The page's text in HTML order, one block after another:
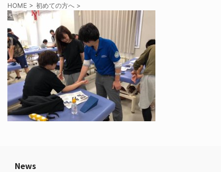
HOME > 初めての方へ >
News